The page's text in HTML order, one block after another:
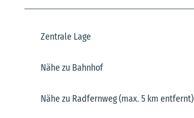
Zentrale Lage
Nähe zu Bahnhof
Nähe zu Radfernweg (max. 5 km entfernt)